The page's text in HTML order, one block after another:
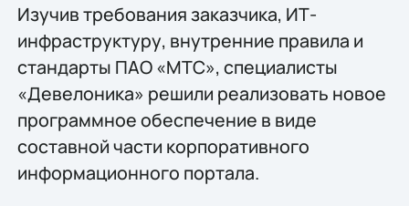
Изучив требования заказчика, ИТ-
инфраструктуру, внутренние правила и
стандарты ПАО «МТС», специалисты
«Девелоника» решили реализовать новое
программное обеспечение в виде
составной части корпоративного
информационного портала.